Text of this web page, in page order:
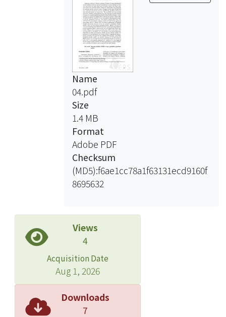
Name
04.pdf
Size
1.4 MB
Format
Adobe PDF
Checksum
(MD5):f6ae1cc78a1f63131ecd9160f
8695632
Views
4
Acquisition Date
Aug 1, 2026
Downloads
7